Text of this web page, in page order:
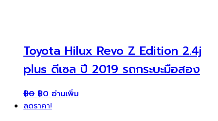
Toyota Hilux Revo Z Edition 2.4j
plus ดีเซล ปี 2019 รถกระบะมือสอง
฿0 ฿0 อ่านเพิ่ม
ลดราคา!